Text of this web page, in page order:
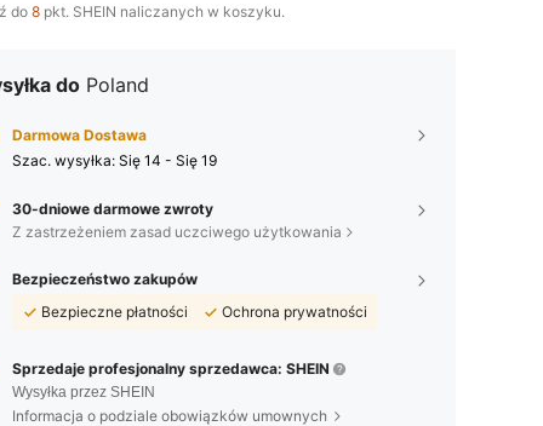
do 8 pkt. SHEIN naliczanych w koszyku.
do Poland
Darmowa Dostawa
Szac. wysyłka: Się 14 - Się 19
30-dniowe darmowe zwroty
Z zastrzeżeniem zasad uczciwego użytkowania
Bezpieczeństwo zakupów
Bezpieczne płatności
Ochrona prywatności
Sprzedaje profesjonalny sprzedawca: SHEIN
Wysyłka przez SHEIN
Informacja o podziale obowiązków umownych